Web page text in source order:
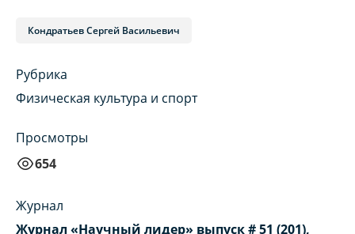
Кондратьев Сергей Васильевич
Рубрика
Физическая культура и спорт
Просмотры
654
Журнал
Журнал «Научный лидер» выпуск # 51 (201),